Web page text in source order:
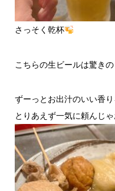
さっそく乾杯
こちらの生ビールは驚き
ずーっとお出汁のいい香
とりあえず一気に頼んじ